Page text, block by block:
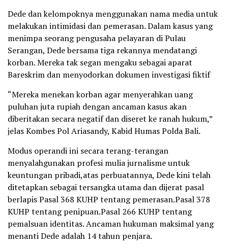
Dede dan kelompoknya menggunakan nama media untuk
melakukan intimidasi dan pemerasan. Dalam kasus yang
menimpa seorang pengusaha pelayaran di Pulau
Serangan, Dede bersama tiga rekannya mendatangi
korban. Mereka tak segan mengaku sebagai aparat
Bareskrim dan menyodorkan dokumen investigasi fiktif
“Mereka menekan korban agar menyerahkan uang
puluhan juta rupiah dengan ancaman kasus akan
diberitakan secara negatif dan diseret ke ranah hukum,”
jelas Kombes Pol Ariasandy, Kabid Humas Polda Bali.
Modus operandi ini secara terang-terangan
menyalahgunakan profesi mulia jurnalisme untuk
keuntungan pribadi,atas perbuatannya, Dede kini telah
ditetapkan sebagai tersangka utama dan dijerat pasal
berlapis Pasal 368 KUHP tentang pemerasan.Pasal 378
KUHP tentang penipuan.Pasal 266 KUHP tentang
pemalsuan identitas. Ancaman hukuman maksimal yang
menanti Dede adalah 14 tahun penjara.